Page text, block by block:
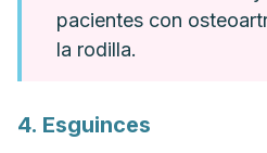
pacientes con
la rodilla.
4. Esguinces